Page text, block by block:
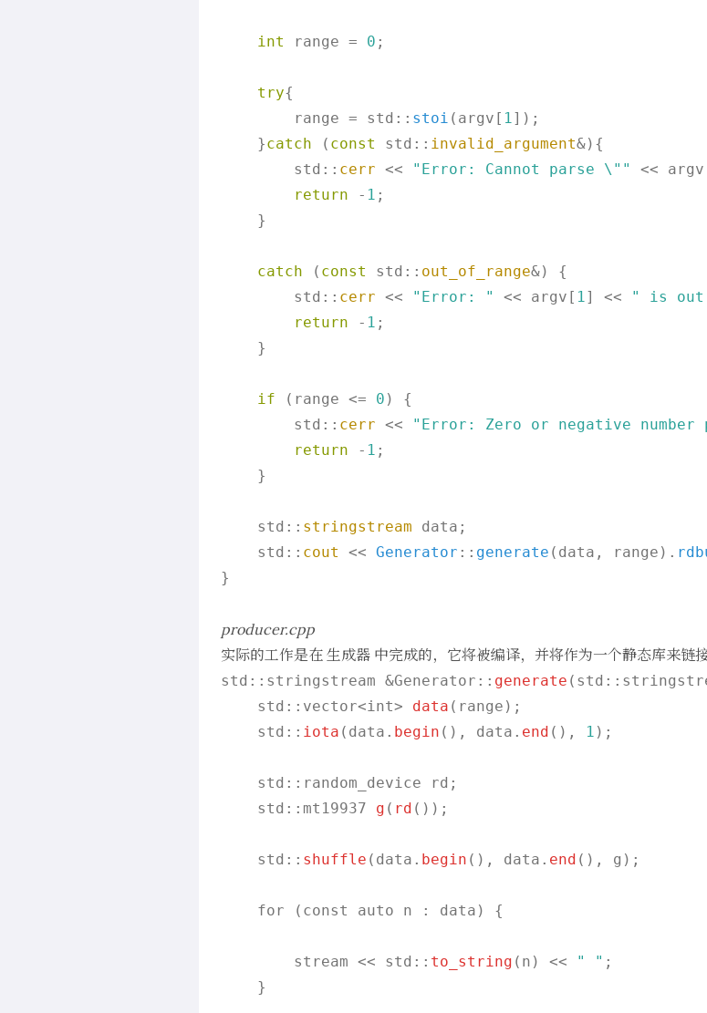
int range = 0 ;
try{
        range = std::
stoi (argv[ 1 ]);
    }
catch ( const std:: invalid_argument&){
        std::
cerr << "Error: Cannot parse \"" <<
return - 1 ;
    }
catch ( const std:: out_of_range&) {
        std::
cerr << "Error: " << argv[ 1 ] << " is out
return - 1 ;
    }
if (range <= 0 ) {
        std::
cerr << "Error: Zero or negative number
return - 1 ;
    }
    std::
stringstream data;
    std::
cout << Generator :: generate (data, range).
}
producer.cpp
实际的工作是在 生成器 中完成的，它将被编译，并将作为一个静态库来链
std::stringstream &Generator:: generate
    std::vector<int>
data (range);
    std::
iota (data. begin (), data. end (), 1 );
    std::random_device rd;
    std::mt19937
g ( rd ());
    std::
shuffle (data. begin (), data. end (), g);
    for (const auto n : data) {
        stream << std::
to_string (n) << " " ;
    }